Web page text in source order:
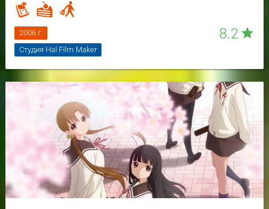
8.2 star
2006 г.
Студия Hal Film Maker